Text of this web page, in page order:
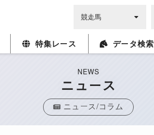
特集レース データ検索
NEWS
ニュース
ニュース/コラム